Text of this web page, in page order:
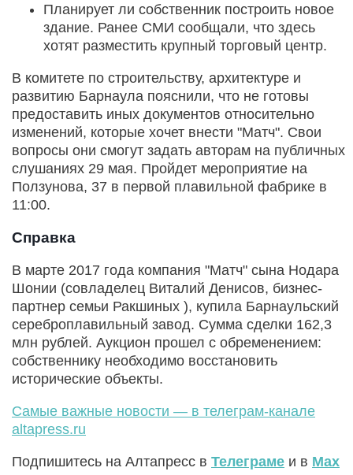
Планирует ли собственник построить новое
здание. Ранее СМИ сообщали, что здесь
хотят разместить крупный торговый центр.
В комитете по строительству, архитектуре и
развитию Барнаула пояснили, что не готовы
предоставить иных документов относительно
изменений, которые хочет внести "Матч". Свои
вопросы они смогут задать авторам на публичных
слушаниях 29 мая. Пройдет мероприятие на
Ползунова, 37 в первой плавильной фабрике в
11:00.
Справка
В марте 2017 года компания "Матч" сына Нодара
Шонии (совладелец Виталий Денисов, бизнес-
партнер семьи Ракшиных ), купила Барнаульский
сереброплавильный завод. Сумма сделки 162,3
млн рублей. Аукцион прошел с обременением:
собственнику необходимо восстановить
исторические объекты.
Самые важные новости — в телеграм-канале
altapress.ru
Подпишитесь на Алтапресс в Телеграме и в Max